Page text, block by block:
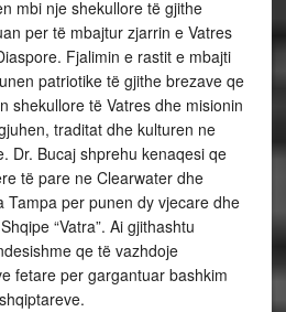
mbi nje shekullore të gjithe
per të mbajtur zjarrin e Vatres
Fjalimin e rastit e mbajti
patriotike të gjithe brezave qe
shekullore të Vatres dhe misionin
traditat dhe kulturen ne
Dr. Bucaj shprehu kenaqesi qe
të pare ne Clearwater dhe
Tampa per punen dy vjecare dhe
“Vatra”. Ai gjithashtu
qe të vazhdoje
fetare per gargantuar bashkim